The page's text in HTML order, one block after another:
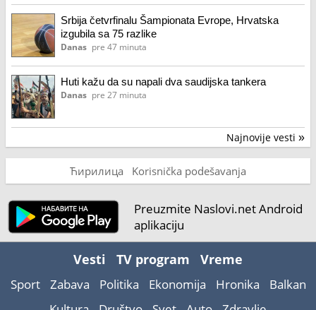
Srbija četvrfinalu Šampionata Evrope, Hrvatska
izgubila sa 75 razlike
Danas pre 47 minuta
Huti kažu da su napali dva saudijska tankera
Danas pre 27 minuta
Najnovije vesti »
Ћирилица Korisnička podešavanja
Preuzmite Naslovi.net Android
aplikaciju
Vesti TV program Vreme
Sport Zabava Politika Ekonomija Hronika
Balkan